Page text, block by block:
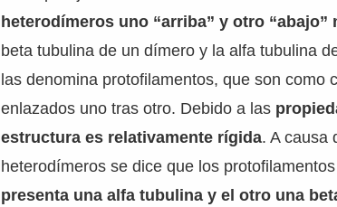
heterodímeros uno “arriba” y otro
beta tubulina de un dímero y la alfa tubulina
las denomina protofilamentos, que son
enlazados uno tras otro. Debido a las
estructura es relativamente rígida. A causa
heterodímeros se dice que los
presenta una alfa tubulina y el otro una